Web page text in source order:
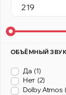
ОБЪЁМНЫЙ ЗВУК
Да (1)
Нет (2)
Dolby Atmos